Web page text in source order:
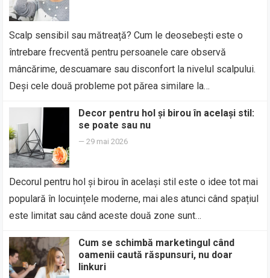
Scalp sensibil sau mătreață? Cum le deosebești este o
întrebare frecventă pentru persoanele care observă
mâncărime, descuamare sau disconfort la nivelul scalpului.
Deși cele două probleme pot părea similare la…
Decor pentru hol și birou în același stil:
se poate sau nu
—29 mai 2026
Decorul pentru hol și birou în același stil este o idee tot mai
populară în locuințele moderne, mai ales atunci când spațiul
este limitat sau când aceste două zone sunt…
Cum se schimbă marketingul când
oamenii caută răspunsuri, nu doar
linkuri